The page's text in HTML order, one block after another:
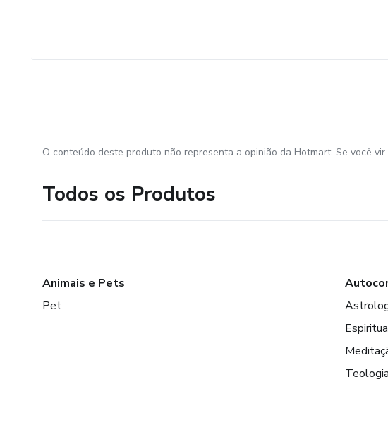
O conteúdo deste produto não representa a opinião da Hotmart. Se você
Todos os Produtos
Animais e Pets
Pet
Teologia